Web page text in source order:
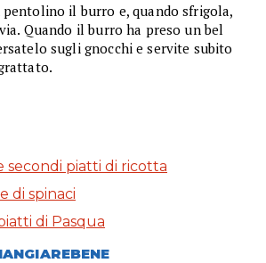
il burro e, quando sfrigola,
Quando il burro ha preso un bel
sugli gnocchi e servite subito
secondi piatti di ricotta
di spinaci
di Pasqua